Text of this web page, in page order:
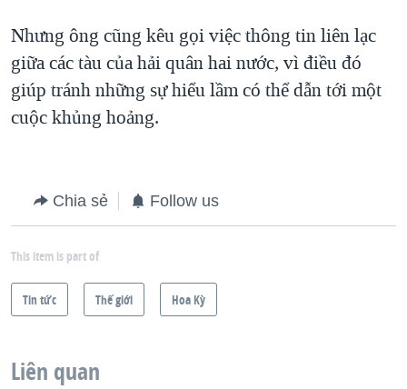
Nhưng ông cũng kêu gọi việc thông tin liên lạc
giữa các tàu của hải quân hai nước, vì điều đó
giúp tránh những sự hiểu lầm có thể dẫn tới một
cuộc khủng hoảng.
Chia sẻ Follow us
This item is part of
Tin tức Thế giới Hoa Kỳ
Liên quan